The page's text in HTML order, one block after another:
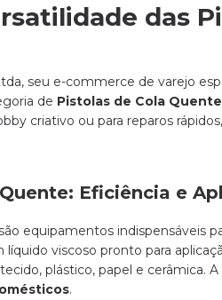
das
seu e-commerce de varejo
de Pistolas de Cola Quente
criativo ou para reparos
Eficiência e
são equipamentos indispensáveis
líquido viscoso pronto para
plástico, papel e cerâmica.
.